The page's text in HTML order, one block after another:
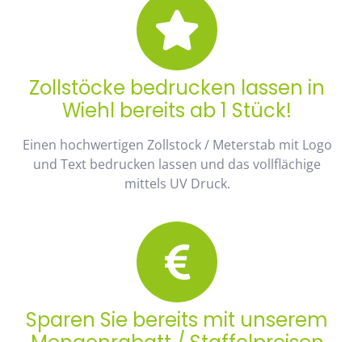
Zollstöcke bedrucken lassen in
Wiehl bereits ab 1 Stück!
Einen hochwertigen Zollstock / Meterstab mit Logo
und Text bedrucken lassen und das vollflächige
mittels UV Druck.
Sparen Sie bereits mit unserem